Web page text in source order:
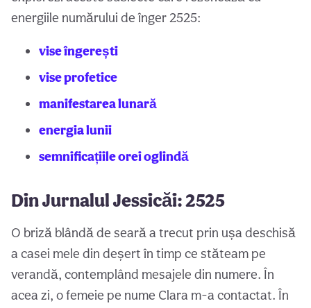
energiile numărului de înger 2525:
vise îngerești
vise profetice
manifestarea lunară
energia lunii
semnificațiile orei oglindă
Din Jurnalul Jessicăi: 2525
O briză blândă de seară a trecut prin ușa deschisă
a casei mele din deșert în timp ce stăteam pe
verandă, contemplând mesajele din numere. În
acea zi, o femeie pe nume Clara m-a contactat. În